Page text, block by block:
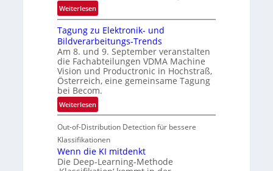
ö
g
l
i
c
h
k
e
i
t
e
e
h
d
e
r
i
n
V
I
S
I
O
N
T
Weiterlesen:
G
u
i
d
e
d
T
o
u
r
n
a
Tagung zu Elektronik- und
Bildverarbeitungs-Trends
Am 8. und 9. September veranstalten
die Fachabteilungen VDMA Machine
Vision und Productronic in Hochstraß,
Österreich, eine gemeinsame Tagung
bei Becom.
Weiterlesen:
T
a
g
u
n
Out-of-Distribution Detection für bessere
Klassifikationen
Wenn die KI mitdenkt
Die Deep-Learning-Methode